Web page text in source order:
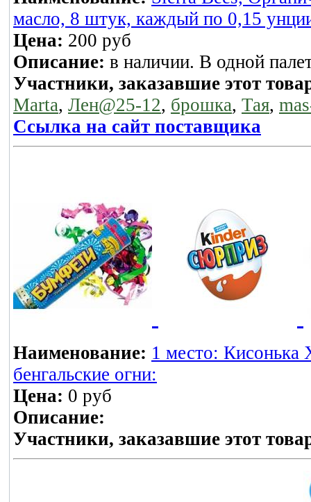
масло, 8 штук, каждый по 0,15
Цена: 200 руб
Описание: в наличии. В одной
Участники, заказавшие этот
Marta, Лен@25-12, брошка, Тая,
Ссылка на сайт поставщика
Наименование: 1 место: Кисонька
бенгальские огни:
Цена: 0 руб
Описание:
Участники, заказавшие этот